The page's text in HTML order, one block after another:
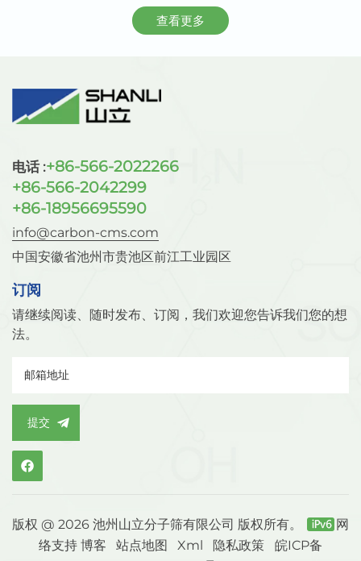
通过高温碳化工艺，树脂的有机结构被完整转化为碳骨
架；再经活化处理，骨架上均匀发育出纳米级孔道。最终
查看更多
电话 :+86-566-2022266
+86-566-2042299
+86-18956695590
info@carbon-cms.com
中国安徽省池州市贵池区前江工业园区
订阅
请继续阅读、随时发布、订阅，我们欢迎您告诉我们您的想
法。
提交
版权 @ 2026 池州山立分子筛有限公司 版权所有。
网
络支持 博客 站点地图 Xml 隐私政策
皖ICP备